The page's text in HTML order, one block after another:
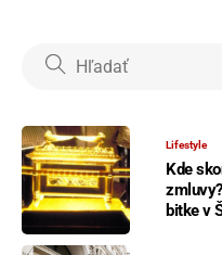
Lifestyle
Kde
bitke v